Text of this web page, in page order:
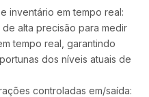
inventário em tempo real:
alta precisão para medir
tempo real, garantindo
dos níveis atuais de
controladas em/saída: